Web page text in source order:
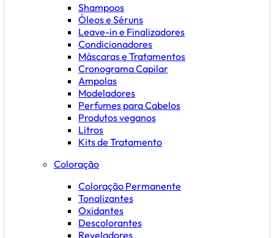
Shampoos
Óleos e Séruns
Leave-in e Finalizadores
Condicionadores
Máscaras e Tratamentos
Cronograma Capilar
Ampolas
Modeladores
Perfumes para Cabelos
Produtos veganos
Litros
Kits de Tratamento
Coloração
Coloração Permanente
Tonalizantes
Oxidantes
Descolorantes
Reveladores